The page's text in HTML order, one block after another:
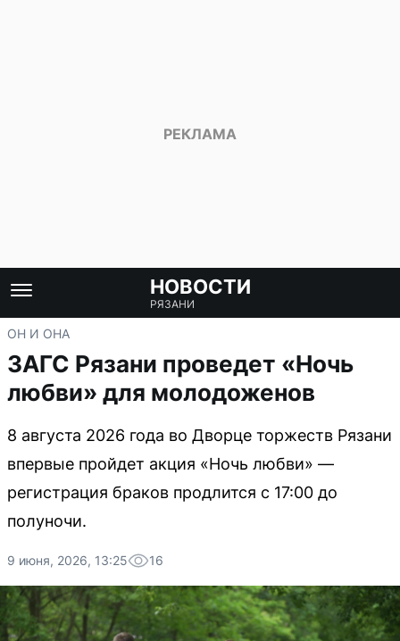
НОВОСТИ
РЯЗАНИ
ОН И ОНА
ЗАГС Рязани проведет «Ночь
любви» для молодоженов
8 августа 2026 года во Дворце торжеств Рязани
впервые пройдет акция «Ночь любви» —
регистрация браков продлится с 17:00 до
полуночи.
9 июня, 2026, 13:25 16